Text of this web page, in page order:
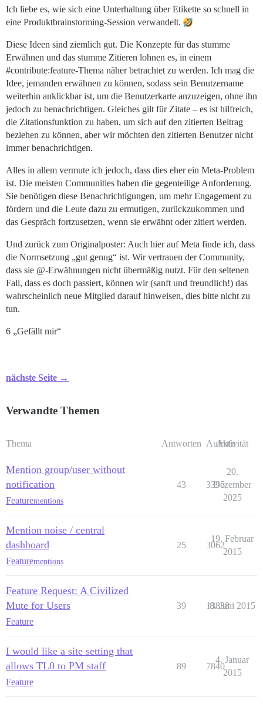
Ich liebe es, wie sich eine Unterhaltung über Etikette so schnell in
eine Produktbrainstorming-Session verwandelt.
Diese Ideen sind ziemlich gut. Die Konzepte für das stumme
Erwähnen und das stumme Zitieren lohnen es, in einem
#contribute:feature-Thema näher betrachtet zu werden. Ich mag die
Idee, jemanden erwähnen zu können, sodass sein Benutzername
weiterhin anklickbar ist, um die Benutzerkarte anzuzeigen, ohne ihn
jedoch zu benachrichtigen. Gleiches gilt für Zitate – es ist hilfreich,
die Zitationsfunktion zu haben, um sich auf den zitierten Beitrag
beziehen zu können, aber wir möchten den zitierten Benutzer nicht
immer benachrichtigen.
Alles in allem vermute ich jedoch, dass dies eher ein Meta-Problem
ist. Die meisten Communities haben die gegenteilige Anforderung.
Sie benötigen diese Benachrichtigungen, um mehr Engagement zu
fördern und die Leute dazu zu ermutigen, zurückzukommen und
das Gespräch fortzusetzen, wenn sie erwähnt oder zitiert werden.
Und zurück zum Originalposter: Auch hier auf Meta finde ich, dass
die Normsetzung „gut genug“ ist. Wir vertrauen der Community,
dass sie @-Erwähnungen nicht übermäßig nutzt. Für den seltenen
Fall, dass es doch passiert, können wir (sanft und freundlich!) das
wahrscheinlich neue Mitglied darauf hinweisen, dies bitte nicht zu
tun.
6 „Gefällt mir“
nächste Seite →
Verwandte Themen
Thema Antworten Aufrufe
Aktivität
Mention group/user without
notification
Featurementions
43 3395
20.
Dezember
2025
Mention noise / central
dashboard
Featurementions
25 3062
19. Februar
2015
Feature Request: A Civilized
Mute for Users
Feature
39 13838
8. Juni 2015
I would like a site setting that
allows TL0 to PM staff
Feature
89 7840
4. Januar
2015